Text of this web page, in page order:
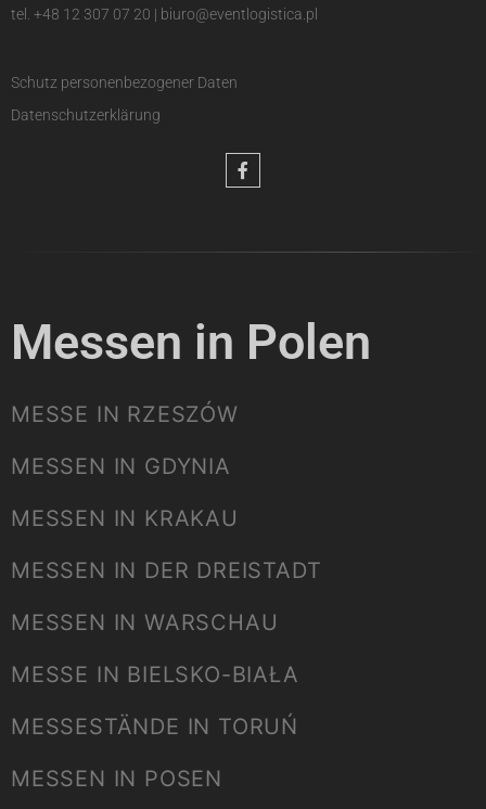
tel. +48 12 307 07 20 | biuro@eventlogistica.pl
Schutz personenbezogener Daten
Datenschutzerklärung
Messen in Polen
MESSE IN RZESZÓW
MESSEN IN GDYNIA
MESSEN IN KRAKAU
MESSEN IN DER DREISTADT
MESSEN IN WARSCHAU
MESSE IN BIELSKO-BIAŁA
MESSESTÄNDE IN TORUŃ
MESSEN IN POSEN